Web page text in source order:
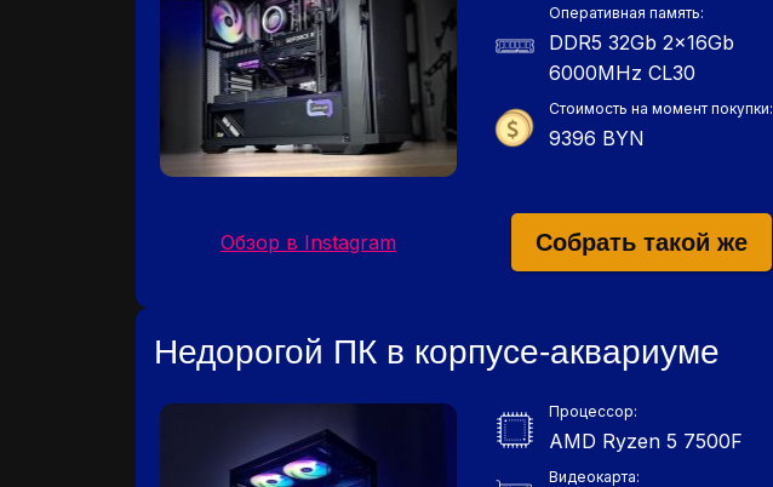
Оперативная память:
DDR5 32Gb 2x16Gb
6000MHz СL30
Стоимость на момент покупки:
9396 BYN
Обзор в Instagram Собрать такой же
Недорогой ПК в корпусе-аквариуме
Процессор:
AMD Ryzen 5 7500F
Видеокарта: